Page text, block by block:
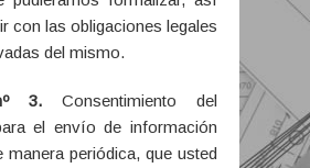
con las obligaciones legales
del mismo.
3. Consentimiento del
el envío de información
manera periódica, que usted